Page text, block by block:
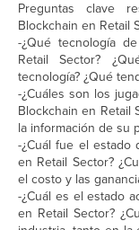
Preguntas clave
Blockchain en Retail
-¿Qué tecnología
Retail Sector?
tecnología? ¿Qué
-¿Cuáles son los
Blockchain en Retail
la información de su
-¿Cuál fue el estado
en Retail Sector?
el costo y las
-¿Cuál es el estado
en Retail Sector?